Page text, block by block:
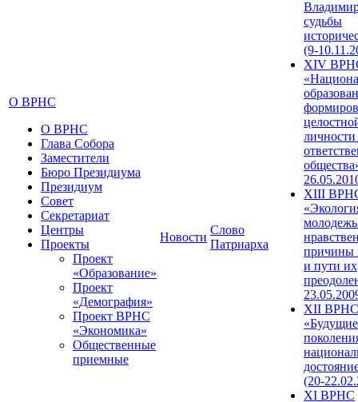
О ВРНС
О ВРНС
Глава Собора
Заместители
Бюро Президиума
Президиум
Совет
Секретариат
Центры
Проекты
Проект
«Образование»
Проект
«Демография»
Проект ВРНС
«Экономика»
Общественные
приемные
Новости
Слово
Патриарха
судьбы
(9-
XIV
XIII
причины
и пути их
XII ВРНС
«Будущие
(20-
XI ВРНС